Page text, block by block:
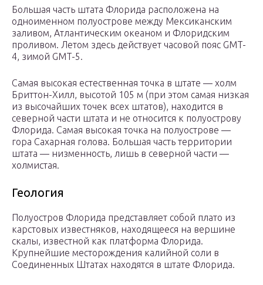
Большая часть штата Флорида расположена на
одноименном полуострове между Мексиканским
заливом, Атлантическим океаном и Флоридским
проливом. Летом здесь действует часовой пояс GMT-
4, зимой GMT-5.
Самая высокая естественная точка в штате — холм
Бриттон-Хилл, высотой 105 м (при этом самая низкая
из высочайших точек всех штатов), находится в
северной части штата и не относится к полуострову
Флорида. Самая высокая точка на полуострове —
гора Сахарная голова. Большая часть территории
штата — низменность, лишь в северной части —
холмистая.
Геология
Полуостров Флорида представляет собой плато из
карстовых известняков, находящееся на вершине
скалы, известной как платформа Флорида.
Крупнейшие месторождения калийной соли в
Соединенных Штатах находятся в штате Флорида.